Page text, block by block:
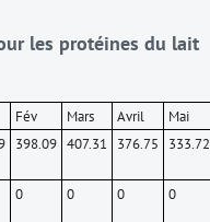
les protéines du lait
Fév
398.09
0
Mars
407.31
0
Avril
376.75
0
Mai
333.72
0